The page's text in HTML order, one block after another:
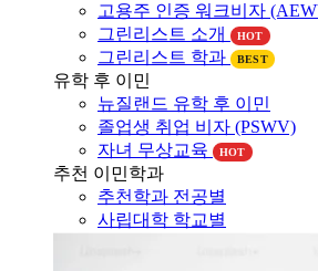
그린리스트 소개
HOT
그린리스트 학과 BEST
유학 후 이민
뉴질랜드 유학 후 이민
졸업생 취업 비자 (PSWV)
자녀 무상교육
HOT
추천 이민학과
추천학과 전공별
사립대학 학교별